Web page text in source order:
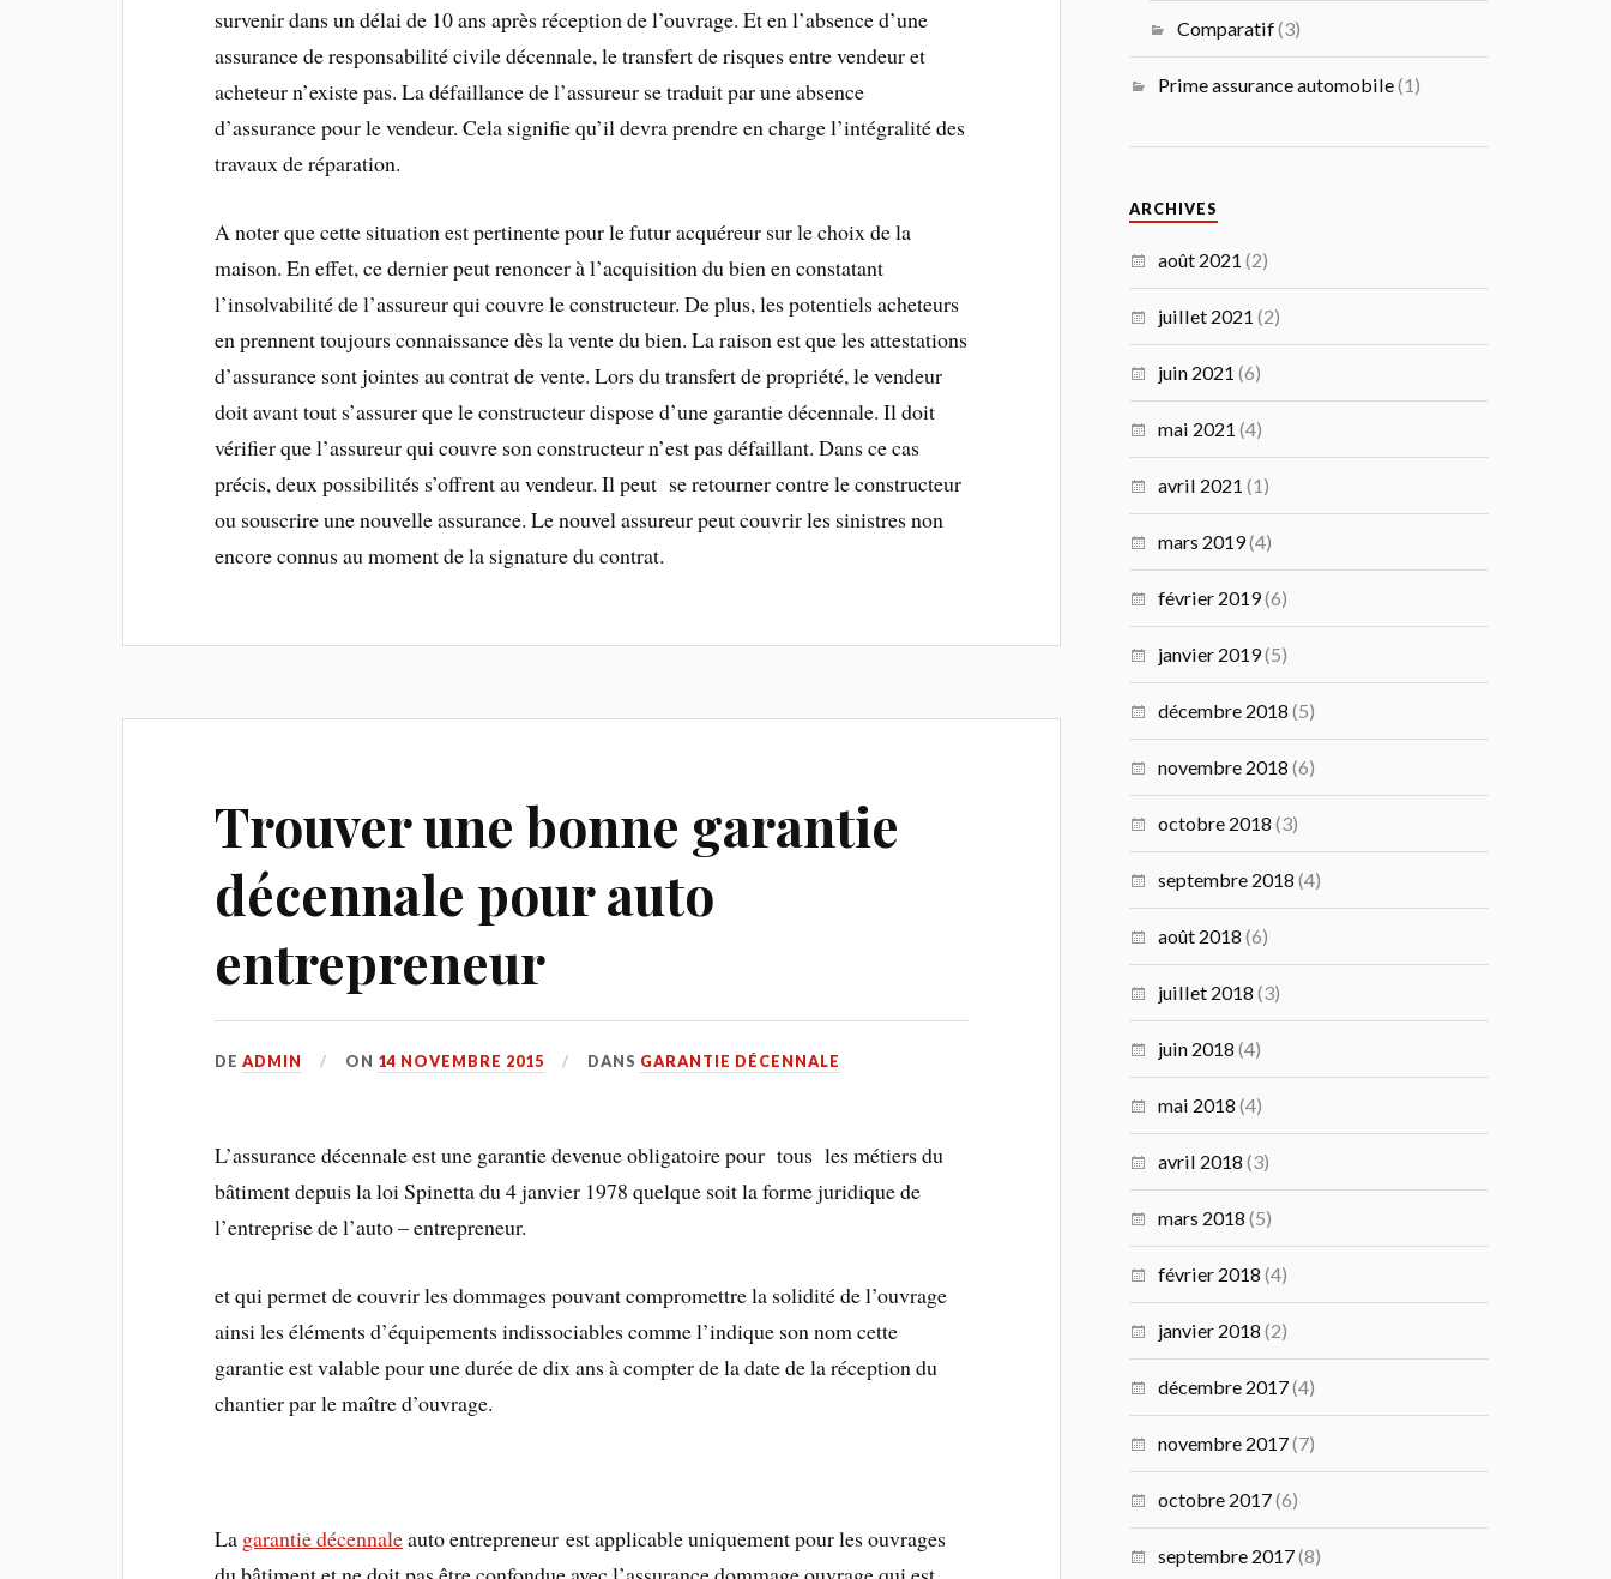
survenir dans un délai de 10 ans après réception de l’ouvrage. Et en l’absence d’une
assurance de responsabilité civile décennale, le transfert de risques entre vendeur et
acheteur n’existe pas. La défaillance de l’assureur se traduit par une absence
d’assurance pour le vendeur. Cela signifie qu’il devra prendre en charge l’intégralité des
travaux de réparation.
A noter que cette situation est pertinente pour le futur acquéreur sur le choix de la
maison. En effet, ce dernier peut renoncer à l’acquisition du bien en constatant
l’insolvabilité de l’assureur qui couvre le constructeur. De plus, les potentiels acheteurs
en prennent toujours connaissance dès la vente du bien. La raison est que les attestations
d’assurance sont jointes au contrat de vente. Lors du transfert de propriété, le vendeur
doit avant tout s’assurer que le constructeur dispose d’une garantie décennale. Il doit
vérifier que l’assureur qui couvre son constructeur n’est pas défaillant. Dans ce cas
précis, deux possibilités s’offrent au vendeur. Il peut se retourner contre le constructeur
ou souscrire une nouvelle assurance. Le nouvel assureur peut couvrir les sinistres non
encore connus au moment de la signature du contrat.
Trouver une bonne garantie
décennale pour auto
entrepreneur
DEADMIN ON 14 NOVEMBRE 2015 DANS GARANTIE DÉCENNALE
L’assurance décennale est une garantie devenue obligatoire pour tous les métiers du
bâtiment depuis la loi Spinetta du 4 janvier 1978 quelque soit la forme juridique de
l’entreprise de l’auto – entrepreneur.
et qui permet de couvrir les dommages pouvant compromettre la solidité de l’ouvrage
ainsi les éléments d’équipements indissociables comme l’indique son nom cette
garantie est valable pour une durée de dix ans à compter de la date de la réception du
chantier par le maître d’ouvrage.
La garantie décennaleauto entrepreneur est applicable uniquement pour les ouvrages
Comparatif(3)
Prime assurance automobile(1)
ARCHIVES
août 2021 (2)
juillet 2021 (2)
juin 2021 (6)
mai 2021 (4)
avril 2021 (1)
mars 2019(4)
février 2019(6)
janvier 2019(5)
décembre 2018 (5)
novembre 2018 (6)
octobre 2018 (3)
septembre 2018 (4)
août 2018 (6)
juillet 2018 (3)
juin 2018 (4)
mai 2018 (4)
avril 2018 (3)
mars 2018 (5)
février 2018 (4)
janvier 2018 (2)
décembre 2017(4)
novembre 2017(7)
octobre 2017(6)
septembre 2017(8)